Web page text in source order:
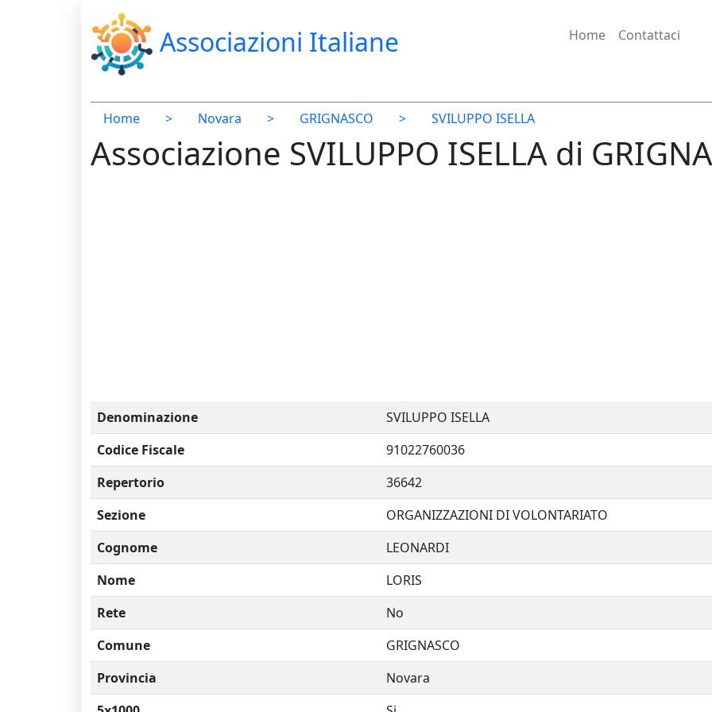
Associazioni Italiane Home Contattaci
Home > Novara > GRIGNASCO > SVILUPPO ISELLA
Associazione SVILUPPO ISELLA di
Denominazione
SVILUPPO ISELLA
Codice Fiscale
91022760036
Repertorio
36642
Sezione
ORGANIZZAZIONI DI VOLONTARIATO
Cognome
LEONARDI
Nome
LORIS
Rete
No
Comune
GRIGNASCO
Provincia
Novara